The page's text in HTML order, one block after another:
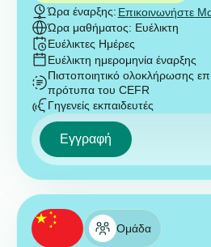
Ώρα έναρξης: Επικοινωνήστε
Ώρα μαθήματος: Ευέλικτη
Ευέλικτες Ημέρες
Ευέλικτη ημερομηνία έναρξης
Πιστοποιητικό ολοκλήρωσης
πρότυπα του CEFR
Γηγενείς εκπαιδευτές
Εγγραφή
Ομάδα